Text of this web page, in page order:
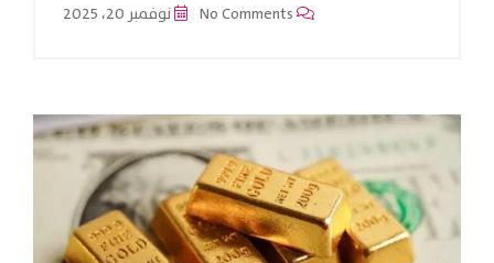
نوفمبر 20، 2025